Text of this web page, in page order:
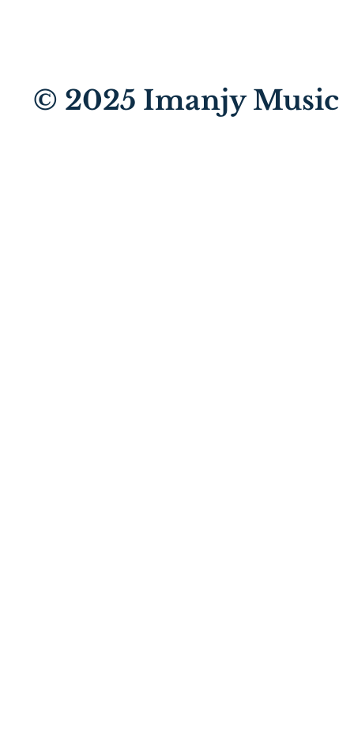
© 2025 Imanjy Music